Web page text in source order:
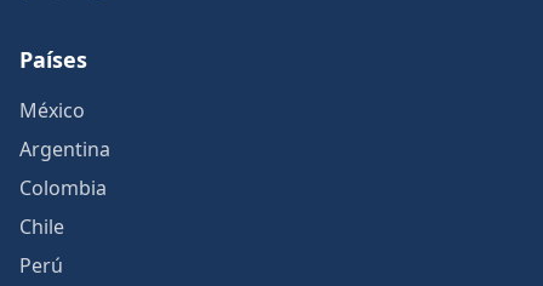
Países
México
Argentina
Colombia
Chile
Perú